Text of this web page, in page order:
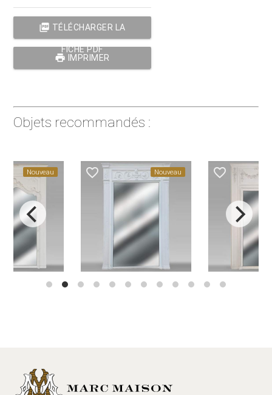
picture_as_pdf TÉLÉCHARGER LA
FICHE PDF
print IMPRIMER
Objets recommandés :
Nouveau favorite_border Nouveau favorite_border